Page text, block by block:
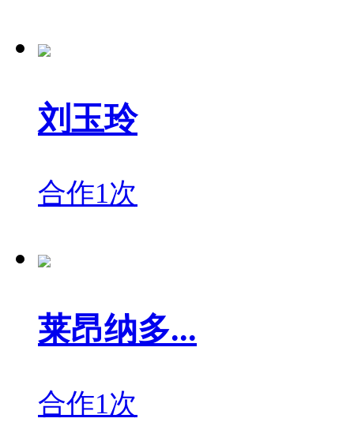
刘玉玲
合作1次
莱昂纳多...
合作1次